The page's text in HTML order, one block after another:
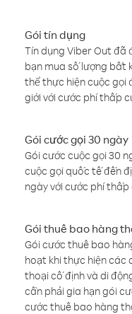
Gói tín dụng
Tín dụng Viber Out đã
bạn mua số lượng bất
thể thực hiện cuộc gọi
giới với cước phí thấp
Gói cước gọi 30 ngày
Gói cước cuộc gọi 30
cuộc gọi quốc tế đến
ngày với cước phí thấp
Gói thuê bao hàng
Gói cước thuê bao
hoạt khi thực hiện các
thoại cố định và di
cần phải gia hạn gói
cước thuê bao hàng